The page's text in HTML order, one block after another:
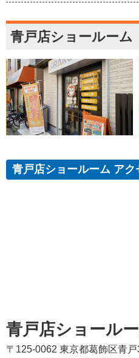
青戸店ショールーム
青戸店ショールーム アク
青戸店ショール
〒125-0062 東京都葛飾区青